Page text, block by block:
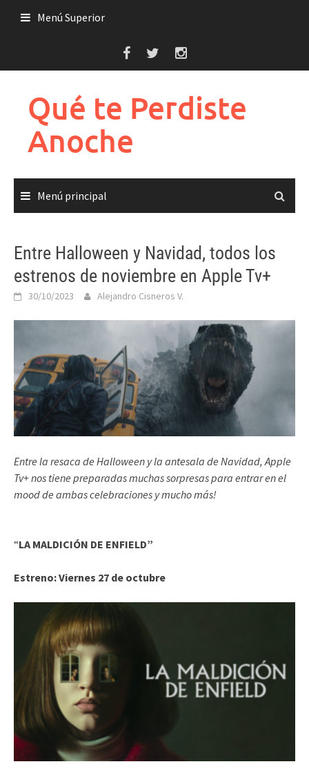
Menú Superior
Qué te Perdiste
Anoche
Menú principal
Entre Halloween y Navidad, todos los
estrenos de noviembre en Apple Tv+
30/10/2023 Alejandro Cisneros V.
Entre la resaca de Halloween y la antesala de Navidad, Apple
Tv+ nos tiene preparadas muchas sorpresas para entrar en el
mood de ambas celebraciones y mucho más!
“LA MALDICIÓN DE ENFIELD”
Estreno:Viernes 27 de octubre